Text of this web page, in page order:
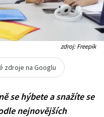
zdroj: Freepik
zdroje na Googlu
se hýbete a snažíte se
nejnovějších